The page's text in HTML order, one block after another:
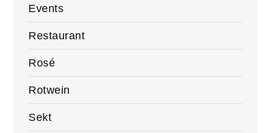
Events
Restaurant
Rosé
Rotwein
Sekt